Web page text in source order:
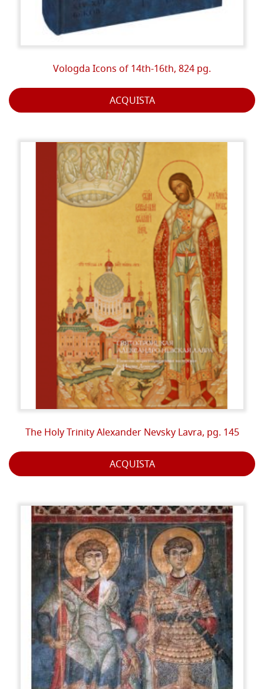
Vologda Icons of 14th-16th, 824 pg.
ACQUISTA
The Holy Trinity Alexander Nevsky Lavra, pg. 145
ACQUISTA